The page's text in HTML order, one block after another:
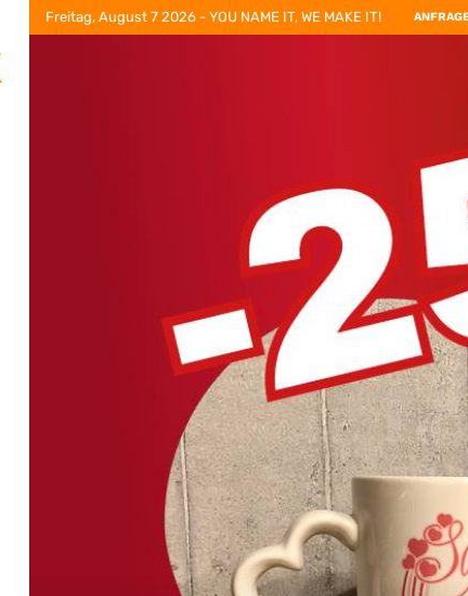
Freitag, August 7 2026 - YOU NAME IT, WE MAKE IT!